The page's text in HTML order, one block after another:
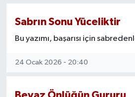
Sabrın Sonu Yüceliktir
Bu yazımı, başarısı için
24 Ocak 2026 - 20:40